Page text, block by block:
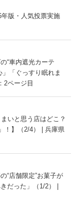
版・人気投票実施
“車内遮光カーテ
「ぐっすり眠れま
2ページ目
いと思う店はどこ？
！】（2/4） | 兵庫県
“店舗限定”お菓子が
だった」（1/2） |